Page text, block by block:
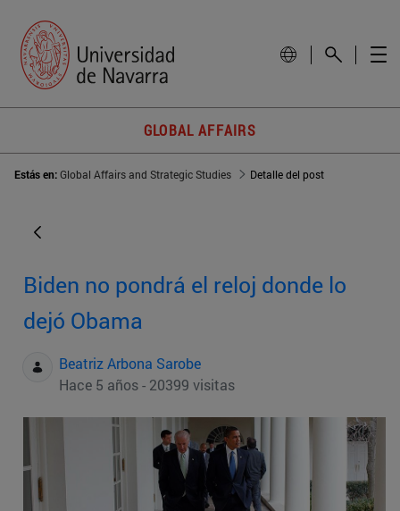
GLOBAL AFFAIRS
Estás en:Global Affairs and Strategic Studies Detalle del post
Biden no pondrá el reloj donde lo
dejó Obama
Beatriz Arbona Sarobe
Hace 5 años - 20399 visitas